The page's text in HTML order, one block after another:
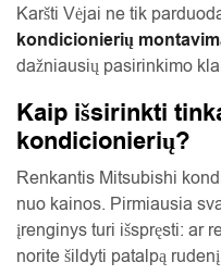
Karšti Vėjai ne tik
kondicionierių
dažniausių pasirinkimo
Kaip išsirinkti
kondicionierių?
Renkantis Mitsubishi
nuo kainos. Pirmiausia
įrenginys turi išspręsti: ar
norite šildyti patalpą